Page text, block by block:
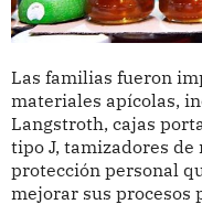
Las familias fueron
materiales apícolas,
Langstroth, cajas
tipo J, tamizadores
protección personal
mejorar sus procesos